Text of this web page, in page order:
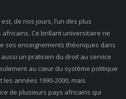
de nos jours, l’un des plus
Ce brillant universitaire ne
ses enseignements théoriques dans
un praticien du droit au service
au cœur du système politique
années 1990-2000, mais
de plusieurs pays africains qui